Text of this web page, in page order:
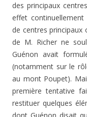
des principaux
effet
de centres principaux
de M. Richer ne
Guénon avait
(notamment sur le
au mont Poupet).
première tentative
restituer quelques